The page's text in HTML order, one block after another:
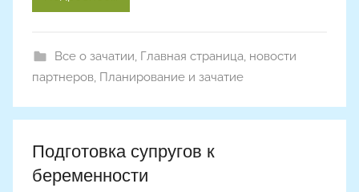
Все о зачатии, Главная страница, новости
партнеров, Планирование и зачатие
Подготовка супругов к
беременности